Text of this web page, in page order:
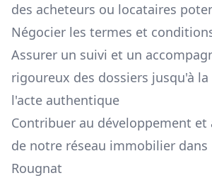
des acheteurs ou locataires
Négocier les termes et
Assurer un suivi et un
rigoureux des dossiers jusqu'à
l'acte authentique
Contribuer au développement et
de notre réseau immobilier dans
Rougnat